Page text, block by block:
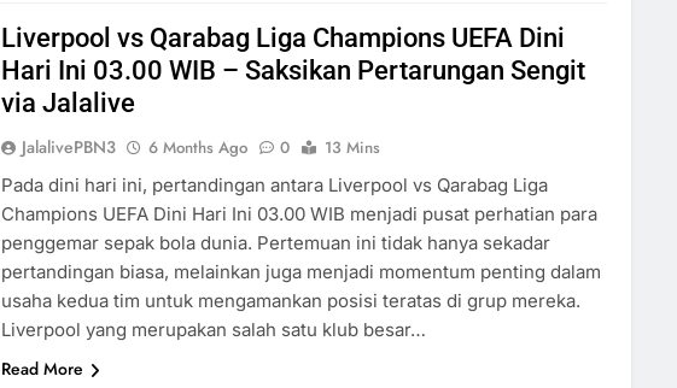
Liverpool vs Qarabag Liga Champions UEFA Dini
Hari Ini 03.00 WIB – Saksikan Pertarungan Sengit
via Jalalive
JalalivePBN3 6 Months Ago 0
13 Mins
Pada dini hari ini, pertandingan antara Liverpool vs Qarabag Liga
Champions UEFA Dini Hari Ini 03.00 WIB menjadi pusat perhatian para
penggemar sepak bola dunia. Pertemuan ini tidak hanya sekadar
pertandingan biasa, melainkan juga menjadi momentum penting dalam
usaha kedua tim untuk mengamankan posisi teratas di grup mereka.
Liverpool yang merupakan salah satu klub besar…
Read More